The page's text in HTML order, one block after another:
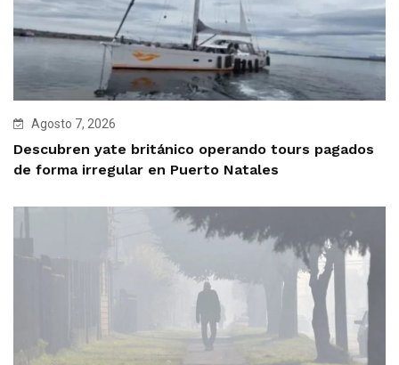
Agosto 7, 2026
Descubren yate británico operando tours pagados
de forma irregular en Puerto Natales